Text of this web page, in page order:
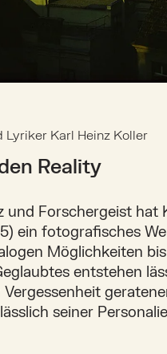
Lyriker Karl Heinz Koller
Reality
und Forschergeist hat
ein fotografisches
Möglichkeiten bis
entstehen
seiner